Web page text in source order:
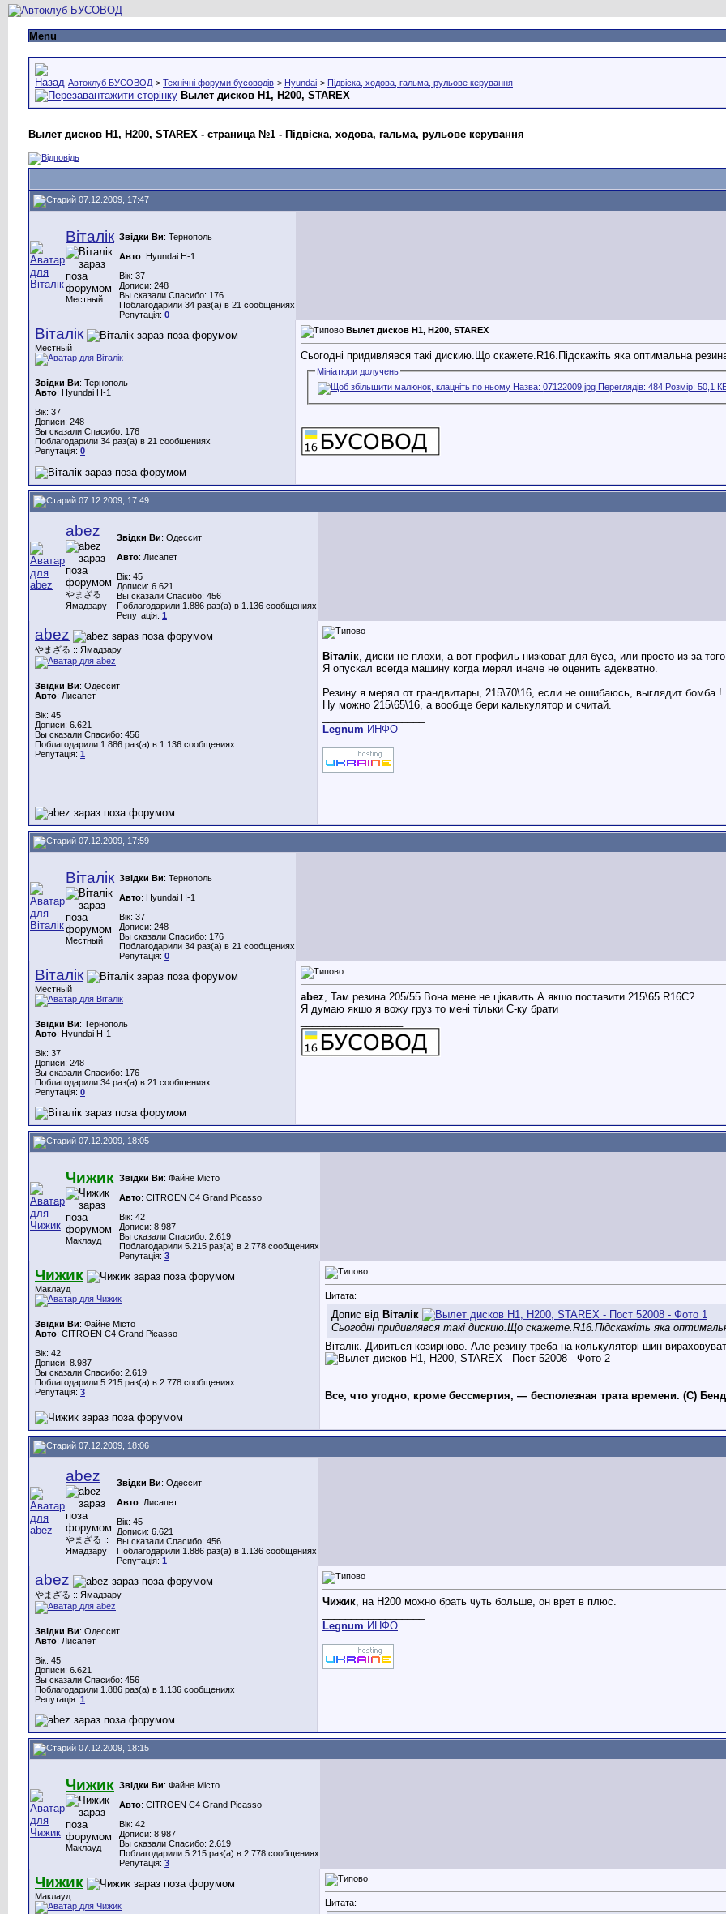
Menu
Автоклуб БУСОВОД > Технічні форуми бусоводів > Hyundai > Підвіска, ходова, гальма, рульове керування
Вылет дисков H1, H200, STAREX
Вылет дисков H1, H200, STAREX - страница №1 - Підвіска, ходова, гальма, рульове керування
07.12.2009, 17:47
Віталік
Местный
Звідки Ви: Тернополь
Авто: Hyundai H-1
Вік: 37
Дописи: 248
Вы сказали Спасибо: 176
Поблагодарили 34 раз(а) в 21 сообщениях
Репутація: 0
Віталік
Местный
Звідки Ви: Тернополь
Авто: Hyundai H-1
Вік: 37
Дописи: 248
Вы сказали Спасибо: 176
Поблагодарили 34 раз(а) в 21 сообщениях
Репутація: 0
Вылет дисков H1, H200, STAREX
Сьогодні придивлявся такі дискию.Що скажете.R16.Підскажіть яка оптимальна
Мініатюри долучень
07.12.2009, 17:49
abez
やまざる ::
Ямадзару
Звідки Ви: Одессит
Авто: Лисапет
Вік: 45
Дописи: 6.621
Вы сказали Спасибо: 456
Поблагодарили 1.886 раз(а) в 1.136 сообщениях
Репутація: 1
abez
やまざる :: Ямадзару
Звідки Ви: Одессит
Авто: Лисапет
Вік: 45
Дописи: 6.621
Вы сказали Спасибо: 456
Поблагодарили 1.886 раз(а) в 1.136 сообщениях
Репутація: 1
Віталік , диски не плохи, а вот профиль низковат для буса, или просто из-за
Я опускал всегда машину когда мерял иначе не оценить адекватно.
Резину я мерял от грандвитары, 215\70\16, если не ошибаюсь, выглядит бомба !
Ну можно 215\65\16, а вообще бери калькулятор и считай.
Legnum ИНФО
07.12.2009, 17:59
Віталік
Местный
Звідки Ви: Тернополь
Авто: Hyundai H-1
Вік: 37
Дописи: 248
Вы сказали Спасибо: 176
Поблагодарили 34 раз(а) в 21 сообщениях
Репутація: 0
Віталік
Местный
Звідки Ви: Тернополь
Авто: Hyundai H-1
Вік: 37
Дописи: 248
Вы сказали Спасибо: 176
Поблагодарили 34 раз(а) в 21 сообщениях
Репутація: 0
abez , Там резина 205/55.Вона мене не цікавить.А якшо поставити 215\65 R16C?
Я думаю якшо я вожу груз то мені тільки С-ку брати
07.12.2009, 18:05
Чижик
Маклауд
Звідки Ви: Файне Місто
Авто: CITROEN C4 Grand Picasso
Вік: 42
Дописи: 8.987
Вы сказали Спасибо: 2.619
Поблагодарили 5.215 раз(а) в 2.778 сообщениях
Репутація: 3
Чижик
Маклауд
Звідки Ви: Файне Місто
Авто: CITROEN C4 Grand Picasso
Вік: 42
Дописи: 8.987
Вы сказали Спасибо: 2.619
Поблагодарили 5.215 раз(а) в 2.778 сообщениях
Репутація: 3
Цитата:
Допис від Віталік
Сьогодні придивлявся такі дискию.Що скажете.R16.Підскажіть яка
Віталік. Дивиться козирново. Але резину треба на колькуляторі шин
Все, что угодно, кроме бессмертия, — бесполезная трата времени. (С)
07.12.2009, 18:06
abez
やまざる ::
Ямадзару
Звідки Ви: Одессит
Авто: Лисапет
Вік: 45
Дописи: 6.621
Вы сказали Спасибо: 456
Поблагодарили 1.886 раз(а) в 1.136 сообщениях
Репутація: 1
abez
やまざる :: Ямадзару
Звідки Ви: Одессит
Авто: Лисапет
Вік: 45
Дописи: 6.621
Вы сказали Спасибо: 456
Поблагодарили 1.886 раз(а) в 1.136 сообщениях
Репутація: 1
Чижик , на H200 можно брать чуть больше, он врет в плюс.
Legnum ИНФО
07.12.2009, 18:15
Чижик
Маклауд
Звідки Ви: Файне Місто
Авто: CITROEN C4 Grand Picasso
Вік: 42
Дописи: 8.987
Вы сказали Спасибо: 2.619
Поблагодарили 5.215 раз(а) в 2.778 сообщениях
Репутація: 3
Чижик
Маклауд
Цитата: